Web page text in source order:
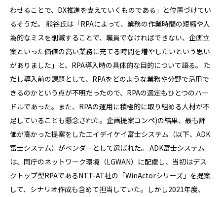
わせることで、DX推進を支えていくものである」と位置づけてい
るそうだ。 熊谷氏は「RPAによって、業務の作業時間の短縮や人
為的なミスを削減することで、職員でなければできない、企画立
案といった価値の高い業務に充てる時間を増やしたいという思い
がありました」と、RPA導入時の具体的な目的について語る。 た
だし導入前の課題として、RPAをどのような業務や分野で活用で
きるのかという点が不明だったので、RPAの選定もひとつのハー
ドルであった。また、RPAの運用に積極的に取り組める人材が不
足していることも懸念された。企画提案コンペ)の結果、最も評
価が高かった提案をしたエイデイケイ富士システム（以下、ADK
富士システム）がベンダーとして選ばれた。 ADK富士システム
は、同庁のネットワーク環境（LGWAN）に配慮し、当初はデス
クトップ型RPAであるNTT-AT社の「WinActorシリーズ」を提案
して、シナリオ作成も含めて担当していた。しかし2021年度、